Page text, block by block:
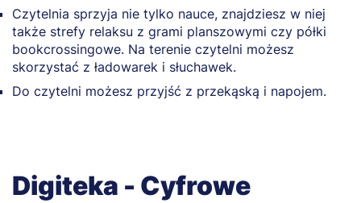
Czytelnia sprzyja nie tylko nauce, znajdziesz w niej
także strefy relaksu z grami planszowymi czy półki
bookcrossingowe. Na terenie czytelni możesz
skorzystać z ładowarek i słuchawek.
Do czytelni możesz przyjść z przekąską i napojem.
Digiteka - Cyfrowe